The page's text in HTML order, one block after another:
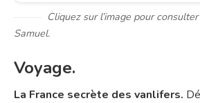
Cliquez sur l’image pour
Samuel.
Voyage.
La France secrète des vanlifers.